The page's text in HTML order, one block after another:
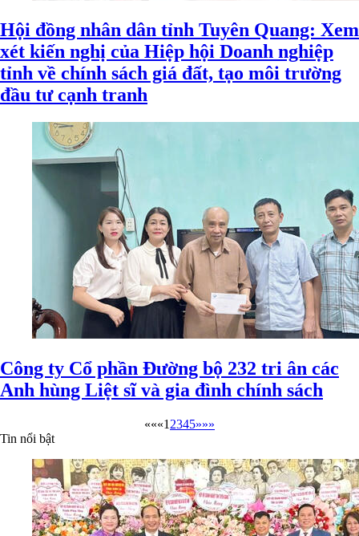
Hội đồng nhân dân tỉnh Tuyên Quang: Xem
xét kiến nghị của Hiệp hội Doanh nghiệp
tỉnh về chính sách giá đất, tạo môi trường
đầu tư cạnh tranh
Công ty Cổ phần Đường bộ 232 tri ân các
Anh hùng Liệt sĩ và gia đình chính sách
«««1 2345»»»
Tin nổi bật